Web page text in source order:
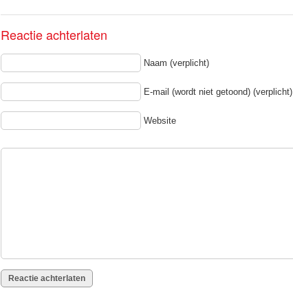
Reactie achterlaten
Naam (verplicht)
E-mail (wordt niet getoond) (verplicht)
Website